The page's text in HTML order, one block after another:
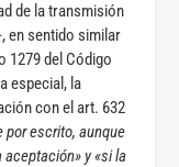
de la transmisión
en sentido similar
1279 del Código
especial, la
con el art. 632
escrito, aunque
y «si la